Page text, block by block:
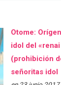
Otome:
idol del
(prohibición
señoritas idol